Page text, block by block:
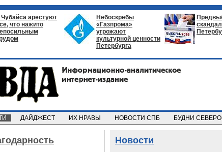
Чубайса арестуют
что нажито
Небоскрёбы
«Газпрома»
угрожают
культурной ценности
Петербурга
ДАЙДЖЕСТ ИХ НРАВЫ НОВОСТИ СПБ БУДНИ
Новости